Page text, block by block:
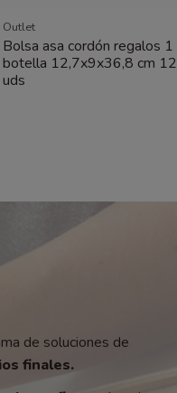
Outlet
Bolsa asa cordón regalos 1
botella 12,7x9x36,8 cm 12
uds
de soluciones de
finales.